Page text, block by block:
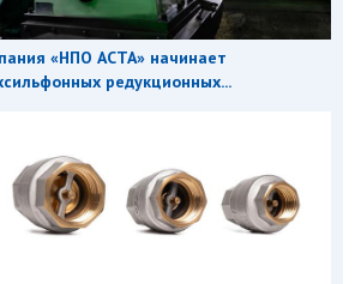
«НПО АСТА» начинает
редукционных...